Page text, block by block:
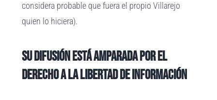
considera probable que fuera el propio Villarejo
quien lo hiciera).
Su difusión está amparada por el
derecho a la libertad de información